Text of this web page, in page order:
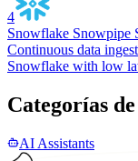
4
Snowflake Snowpipe
Continuous data
Snowflake with low
Categorías
AI Assistants